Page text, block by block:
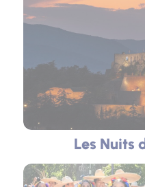
Les Nuits
Foto